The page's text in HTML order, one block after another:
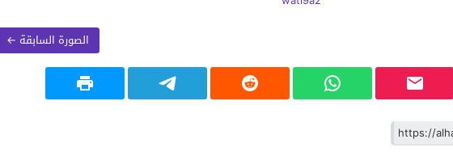
الصورة السابقة ←